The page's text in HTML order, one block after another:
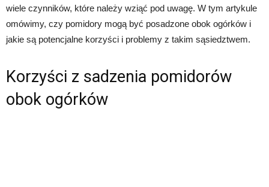
wiele czynników, które należy wziąć pod uwagę. W tym artykule
omówimy, czy pomidory mogą być posadzone obok ogórków i
jakie są potencjalne korzyści i problemy z takim sąsiedztwem.
Korzyści z sadzenia pomidorów
obok ogórków